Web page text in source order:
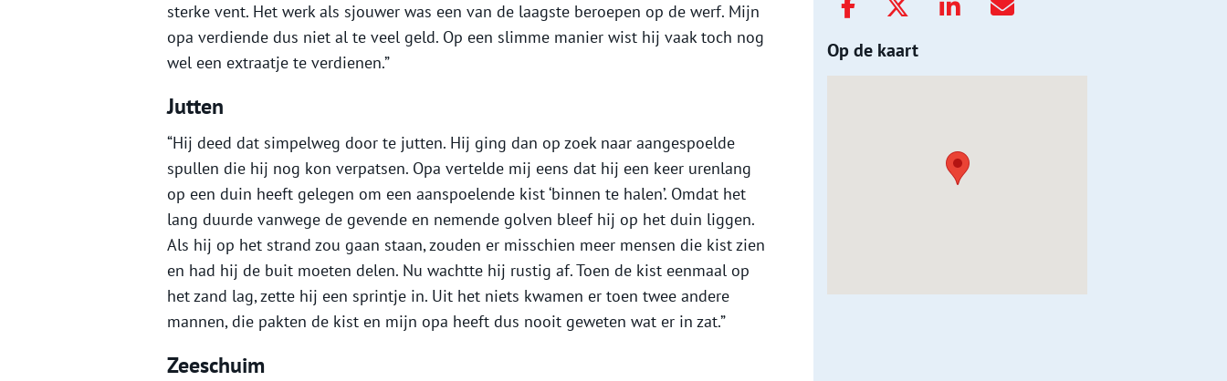
sterke vent. Het werk als sjouwer was een van de laagste beroepen op de werf. Mijn
opa verdiende dus niet al te veel geld. Op een slimme manier wist hij vaak toch nog
wel een extraatje te verdienen.”
Jutten
“Hij deed dat simpelweg door te jutten. Hij ging dan op zoek naar aangespoelde
spullen die hij nog kon verpatsen. Opa vertelde mij eens dat hij een keer urenlang
op een duin heeft gelegen om een aanspoelende kist ‘binnen te halen’. Omdat het
lang duurde vanwege de gevende en nemende golven bleef hij op het duin liggen.
Als hij op het strand zou gaan staan, zouden er misschien meer mensen die kist zien
en had hij de buit moeten delen. Nu wachtte hij rustig af. Toen de kist eenmaal op
het zand lag, zette hij een sprintje in. Uit het niets kwamen er toen twee andere
mannen, die pakten de kist en mijn opa heeft dus nooit geweten wat er in zat.”
Zeeschuim
Op de kaart